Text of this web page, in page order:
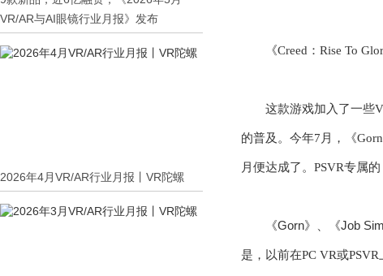
VR/AR与AI眼镜行业月报》发布
2026年4月VR/AR行业月报丨VR陀螺
《Creed ： Rise To
这款游戏加入了一些
的普及。今年7 月， 《Gorn
月 便达成了 。 PSVR专属
《Gorn》 《Job
是，以前在PC VR或PSVR